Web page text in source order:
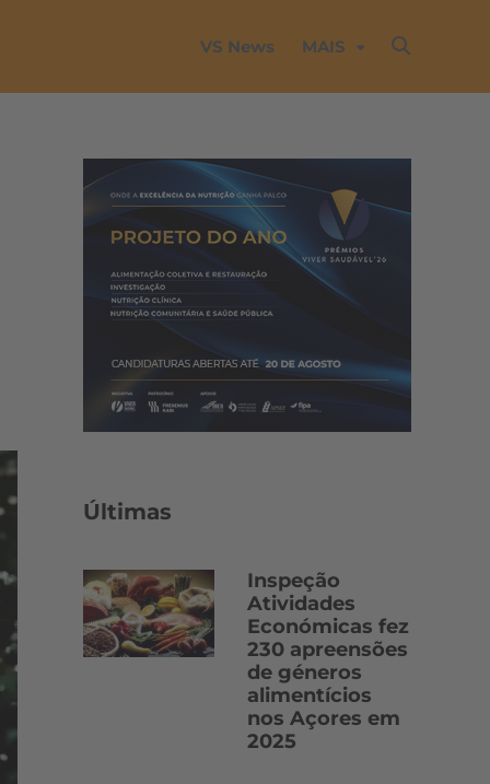
VS News MAIS
Últimas
Inspeção
Atividades
Económicas fez
230 apreensões
de géneros
alimentícios
nos Açores em
2025